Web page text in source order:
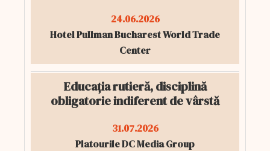
24.06.2026
Hotel Pullman Bucharest World Trade
Center
Educația rutieră, disciplină
obligatorie indiferent de vârstă
31.07.2026
Platourile DC Media Group